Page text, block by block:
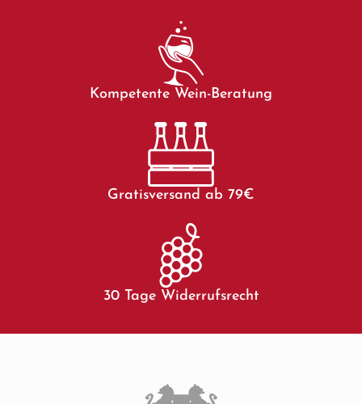
Kompetente Wein-Beratung
Gratisversand ab 79€
30 Tage Widerrufsrecht